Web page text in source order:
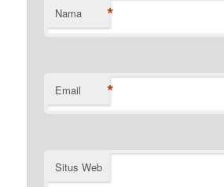
Nama *
Email *
Situs Web